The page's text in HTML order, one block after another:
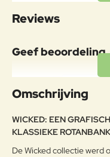
Specificaties
Materiaal
Aluminium
Onderhoudsadvies
Reviews
Geef beoordeling
Uw naam:
g:
Omschrijving
WICKED: EEN
KLASSIEKE ROTANBANK
De Wicked collectie werd